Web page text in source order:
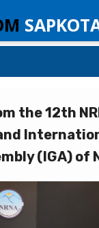
the 12th
(IGA) of